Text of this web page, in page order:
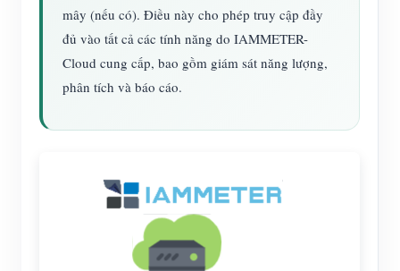
mây (nếu có). Điều này cho phép truy cập đầy
đủ vào tất cả các tính năng do IAMMETER-
Cloud cung cấp, bao gồm giám sát năng lượng,
phân tích và báo cáo.